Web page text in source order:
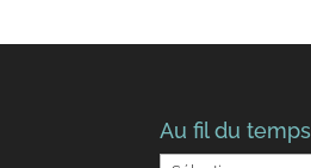
Au fil du temps